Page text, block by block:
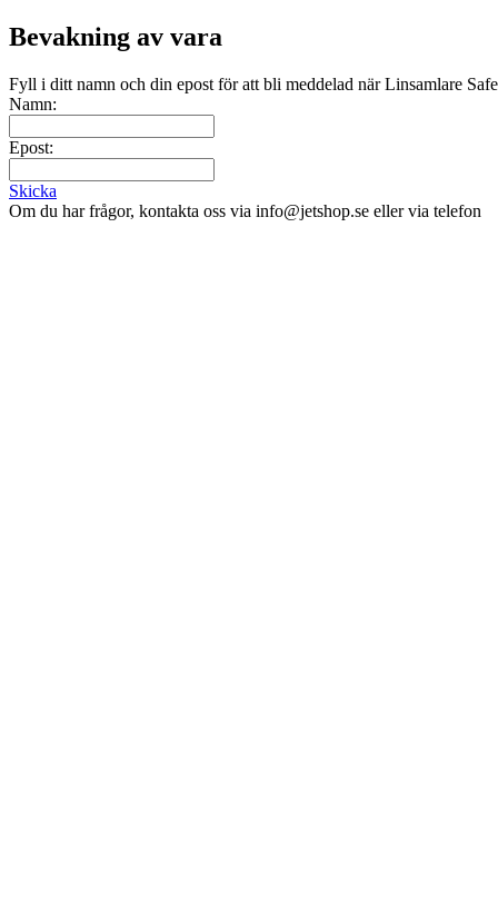
Bevakning av vara
Fyll i ditt namn och din epost för att bli meddelad när Linsamlare
Namn:
Epost:
Skicka
Om du har frågor, kontakta oss via info@jetshop.se eller via telefon